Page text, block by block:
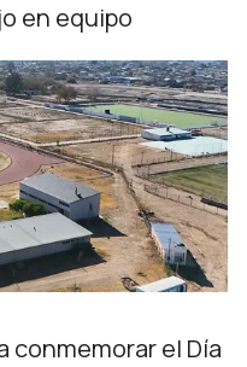
en equipo
conmemorar el Día